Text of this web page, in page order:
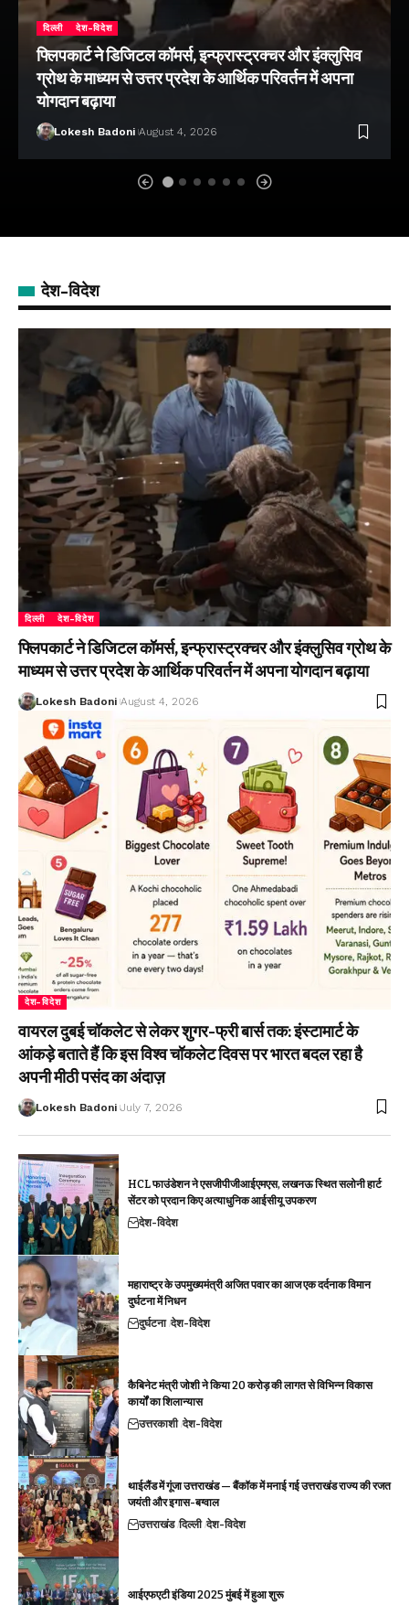
दिल्ली देश-विदेश
फ्लिपकार्ट ने डिजिटल कॉमर्स, इन्फ्रास्ट्रक्चर और इंक्लुसिव
ग्रोथ के माध्यम से उत्तर प्रदेश के आर्थिक परिवर्तन में अपना
योगदान बढ़ाया
Lokesh Badoni August 4, 2026
देश-विदेश
दिल्ली देश-विदेश
फ्लिपकार्ट ने डिजिटल कॉमर्स, इन्फ्रास्ट्रक्चर और इंक्लुसिव ग्रोथ के
माध्यम से उत्तर प्रदेश के आर्थिक परिवर्तन में अपना योगदान बढ़ाया
Lokesh Badoni August 4, 2026
देश-विदेश
वायरल दुबई चॉकलेट से लेकर शुगर-फ्री बार्स तक: इंस्टामार्ट के
आंकड़े बताते हैं कि इस विश्व चॉकलेट दिवस पर भारत बदल रहा है
अपनी मीठी पसंद का अंदाज़
Lokesh Badoni July 7, 2026
HCL फाउंडेशन ने एसजीपीजीआईएमएस, लखनऊ स्थित सलोनी हार्ट
सेंटर को प्रदान किए अत्याधुनिक आईसीयू उपकरण
देश-विदेश
महाराष्ट्र के उपमुख्यमंत्री अजित पवार का आज एक दर्दनाक विमान
दुर्घटना में निधन
दुर्घटना देश-विदेश
कैबिनेट मंत्री जोशी ने किया 20 करोड़ की लागत से विभिन्न विकास
कार्यों का शिलान्यास
उत्तरकाशी देश-विदेश
थाईलैंड में गूंजा उत्तराखंड — बैंकॉक में मनाई गई उत्तराखंड राज्य की रजत
जयंती और इगास-बग्वाल
उत्तराखंड दिल्ली देश-विदेश
आईएफएटी इंडिया 2025 मुंबई में हुआ शुरू